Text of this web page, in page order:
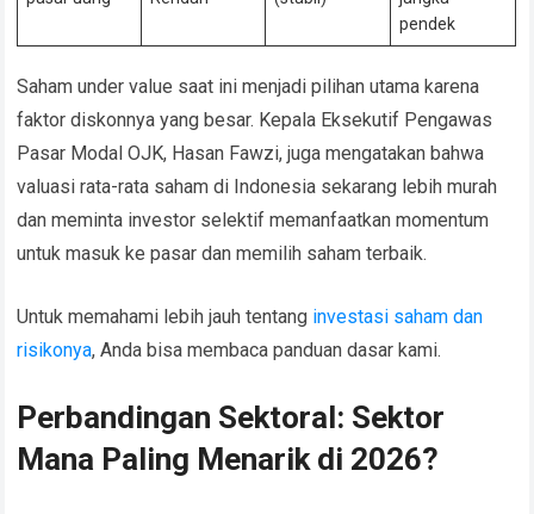
pendek
Saham under value saat ini menjadi pilihan utama karena
faktor diskonnya yang besar. Kepala Eksekutif Pengawas
Pasar Modal OJK, Hasan Fawzi, juga mengatakan bahwa
valuasi rata-rata saham di Indonesia sekarang lebih murah
dan meminta investor selektif memanfaatkan momentum
untuk masuk ke pasar dan memilih saham terbaik.
Untuk memahami lebih jauh tentang investasi saham dan
risikonya, Anda bisa membaca panduan dasar kami.
Perbandingan Sektoral: Sektor
Mana Paling Menarik di 2026?